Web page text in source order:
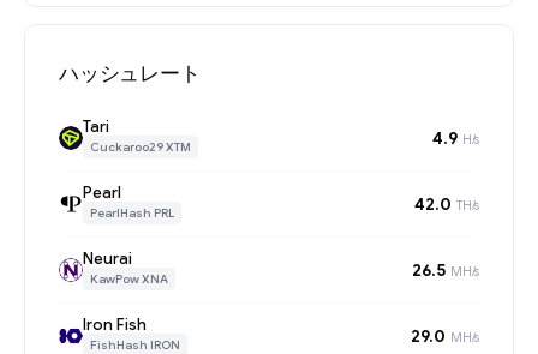
ハッシュレート
Tari
Cuckaroo29 XTM 4.9 H/s
Pearl
PearlHash PRL 42.0 TH/s
Neurai
KawPow XNA 26.5 MH/s
Iron Fish
FishHash IRON 29.0 MH/s